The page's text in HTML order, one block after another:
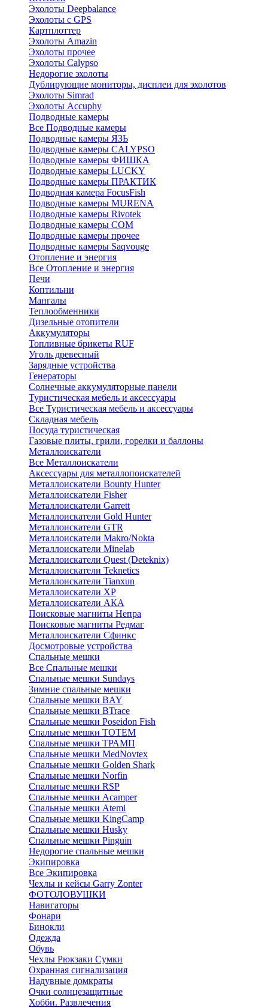
Эхолоты Deepbalance
Эхолоты с GPS
Картплоттер
Эхолоты Amazin
Эхолоты прочее
Эхолоты Calypso
Недорогие эхолоты
Дублирующие мониторы, дисплеи для эхолотов
Эхолоты Simrad
Эхолоты Accuphy
Подводные камеры
Все Подводные камеры
Подводные камеры ЯЗЬ
Подводные камеры CALYPSO
Подводные камеры ФИШКА
Подводные камеры LUCKY
Подводные камеры ПРАКТИК
Подводная камера FocusFish
Подводные камеры MURENA
Подводные камеры Rivotek
Подводные камеры СОМ
Подводные камеры прочее
Подводные камеры Saqvouge
Отопление и энергия
Все Отопление и энергия
Печи
Коптильни
Мангалы
Теплообменники
Дизельные отопители
Аккумуляторы
Топливные брикеты RUF
Уголь древесный
Зарядные устройства
Генераторы
Солнечные аккумуляторные панели
Туристическая мебель и аксессуары
Все Туристическая мебель и аксессуары
Складная мебель
Посуда туристическая
Газовые плиты, грили, горелки и баллоны
Металлоискатели
Все Металлоискатели
Аксессуары для металлопоискателей
Металлоискатели Bounty Hunter
Металлоискатели Fisher
Металлоискатели Garrett
Металлоискатели Gold Hunter
Металлоискатели GTR
Металлоискатели Makro/Nokta
Металлоискатели Minelab
Металлоискатели Quest (Deteknix)
Металлоискатели Teknetics
Металлоискатели Tianxun
Металлоискатели XP
Металлоискатели АКА
Поисковые магниты Непра
Поисковые магниты Редмаг
Металлоискатели Сфинкс
Досмотровые устройства
Спальные мешки
Все Спальные мешки
Спальные мешки Sundays
Зимние спальные мешки
Спальные мешки BAY
Спальные мешки BTrace
Спальные мешки Poseidon Fish
Спальные мешки ТОТЕМ
Спальные мешки ТРАМП
Cпальные мешки MedNovtex
Спальные мешки Golden Shark
Спальные мешки Norfin
Спальные мешки RSP
Спальные мешки Acamper
Спальные мешки Atemi
Спальные мешки KingCamp
Спальные мешки Husky
Спальные мешки Pinguin
Недорогие спальные мешки
Экипировка
Все Экипировка
Чехлы и кейсы Garry Zonter
ФОТОЛОВУШКИ
Навигаторы
Фонари
Бинокли
Одежда
Обувь
Чехлы Рюкзаки Сумки
Охранная сигнализация
Надувные домкраты
Очки солнцезащитные
Хобби. Развлечения